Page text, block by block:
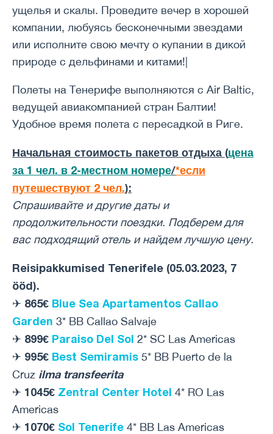
ущелья и скалы. Проведите вечер в хорошей
компании, любуясь бесконечными звездами
или исполните свою мечту о купании в дикой
природе с дельфинами и китами!|
Полеты на Тенерифе выполняются с Air Baltic,
ведущей авиакомпанией стран Балтии!
Удобное время полета с пересадкой в ​​Риге.
Начальная стоимость пакетов отдыха (цена
за 1 чел. в 2-местном номере/*если
путешествуют 2 чел.):
Спрашивайте и другие даты и ​​
продолжительности поездки. Подберем для
вас подходящий отель и найдем лучшую цену.
Reisipakkumised Tenerifele (05.03.2023, 7
ööd).
✈ 865€ Blue Sea Apartamentos Callao
Garden 3* BB Callao Salvaje
✈ 899€ Paraiso Del Sol 2* SC Las Americas
✈ 995€ Best Semiramis 5* BB Puerto de la
Cruz ilma transfeerita
✈ 1045€ Zentral Center Hotel 4* RO Las
Americas
✈ 1070€ Sol Tenerife 4* BB Las Americas